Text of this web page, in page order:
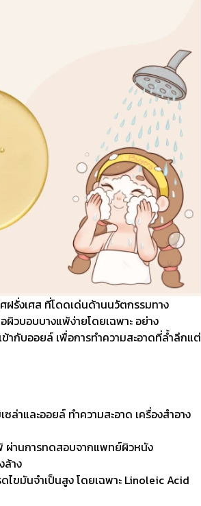
รั่งเศส ที่โดดเด่นด้านนวัตกรรมทาง
วบอบบางแพ้ง่ายโดยเฉพาะ อย่าง
ากับออยล์ เพื่อการทำความสะอาดที่ล้ำลึกแต่
าและออยล์ ทำความสะอาด เครื่องสำอาง
ผ่านการทดสอบจากแพทย์ผิวหนัง
ล้าง
ขมันจำเป็นสูง โดยเฉพาะ Linoleic Acid